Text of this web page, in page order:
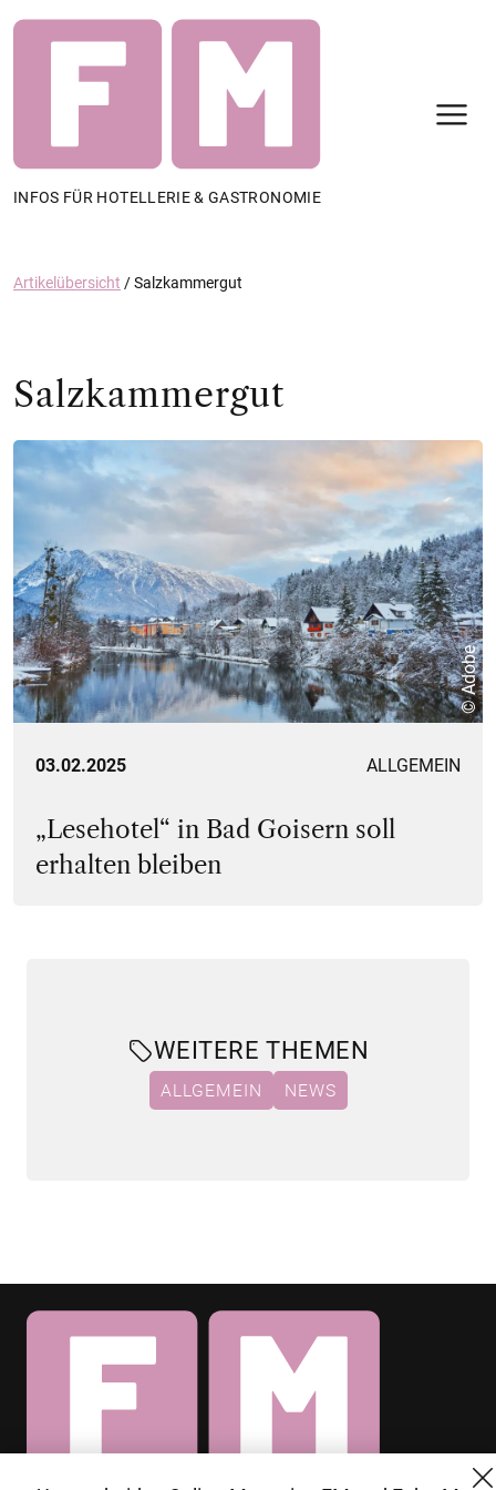
INFOS FÜR HOTELLERIE & GASTRONOMIE
Artikelübersicht /Salzkammergut
Salzkammergut
© Adobe
03.02.2025 ALLGEMEIN
„Lesehotel“ in Bad Goisern soll
erhalten bleiben
WEITERE THEMEN
ALLGEMEIN NEWS